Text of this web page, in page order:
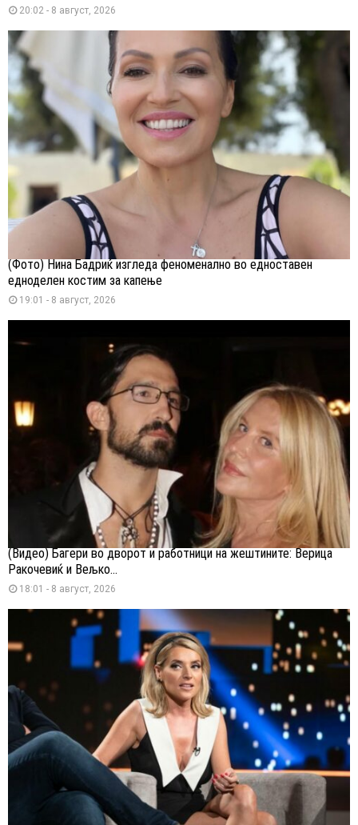
20:02 - 8 август, 2026
(Фото) Нина Бадриќ изгледа феноменално во едноставен
едноделен костим за капење
19:01 - 8 август, 2026
(Видео) Багери во дворот и работници на жештините: Верица
Ракочевиќ и Вељко...
18:01 - 8 август, 2026